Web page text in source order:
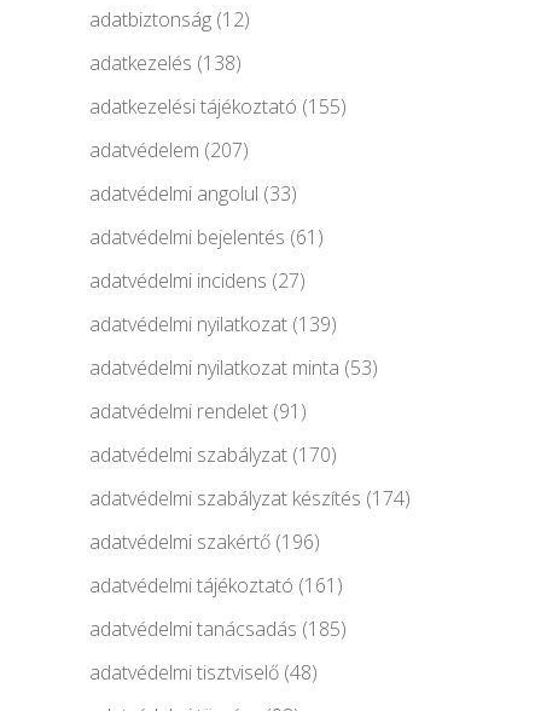
adatbiztonság (12)
adatkezelés (138)
adatkezelési tájékoztató (155)
adatvédelem (207)
adatvédelmi angolul (33)
adatvédelmi bejelentés (61)
adatvédelmi incidens (27)
adatvédelmi nyilatkozat (139)
adatvédelmi nyilatkozat minta (53)
adatvédelmi rendelet (91)
adatvédelmi szabályzat (170)
adatvédelmi szabályzat készítés (174)
adatvédelmi szakértő (196)
adatvédelmi tájékoztató (161)
adatvédelmi tanácsadás (185)
adatvédelmi tisztviselő (48)